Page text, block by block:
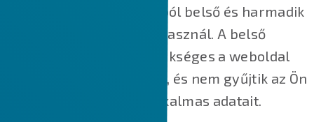
weboldalunk is több célból belső és harmadik
féltől származó sütiket használ. A belső
cookie-k nagy részre szükséges a weboldal
megfelelő működéséhez, és nem gyűjtik az Ön
személyazonosításra alkalmas adatait.